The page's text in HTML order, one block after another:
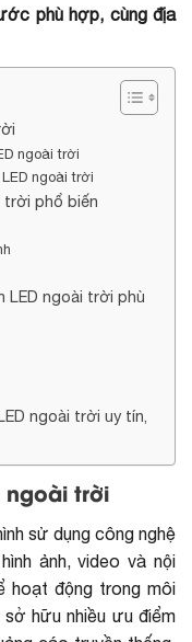
phù hợp, cùng địa
ngoài trời
ngoài trời
trời phổ biến
LED ngoài trời phù
ngoài trời uy tín,
ngoài trời
sử dụng công nghệ
ảnh, video và nội
hoạt động trong môi
hữu nhiều ưu điểm